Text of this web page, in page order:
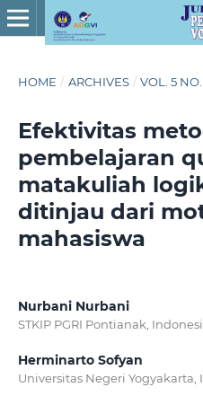
HOME / ARCHIVES / VOL. 5 NO.
Efektivitas
pembelajaran
matakuliah
ditinjau dari
mahasiswa
Nurbani Nurbani
STKIP PGRI Pontianak,
Herminarto Sofyan
Universitas Negeri Yogyakarta,